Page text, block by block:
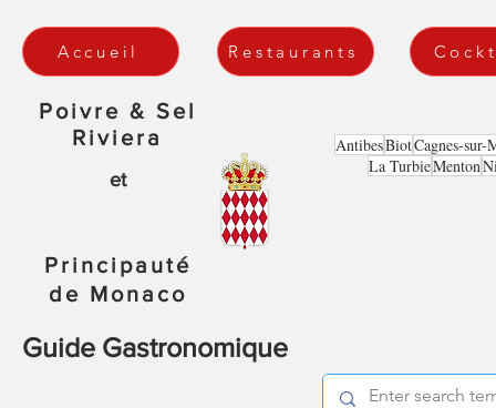
Accueil Restaurants
Poivre & Sel
Riviera
et
Principauté
de Monaco
Guide Gastronomique
AntibesBiotCagnes-sur-
La TurbieMenton